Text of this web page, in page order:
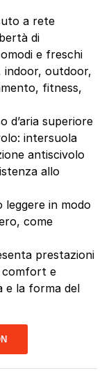
a rete
di
e freschi
indoor, outdoor,
fitness,
d’aria superiore
intersuola
antiscivolo
allo
leggere in modo
come
prestazioni
comfort e
e la forma del